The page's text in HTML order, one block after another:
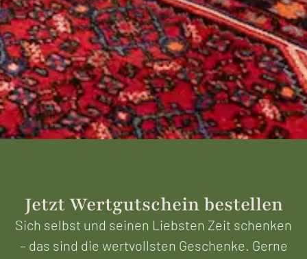
Jetzt Wertgutschein bestellen
Sich selbst und seinen Liebsten Zeit schenken
– das sind die wertvollsten Geschenke. Gerne